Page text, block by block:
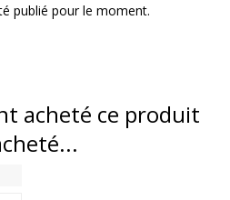
publié pour le moment.
acheté ce produit